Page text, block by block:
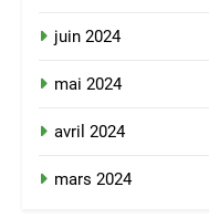
juin 2024
mai 2024
avril 2024
mars 2024